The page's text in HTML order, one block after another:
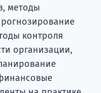
методы
контроля
организации,